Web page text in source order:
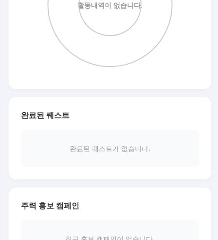
완료된 퀘스트
완료된 퀘스트가 없습니다.
주력 홍보 캠페인